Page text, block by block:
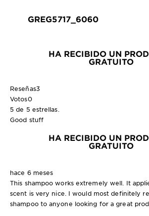
GREG5717_6060
HA RECIBIDO UN
GRATUITO
Reseñas3
Votos0
5 de 5 estrellas.
Good stuff
HA RECIBIDO UN
GRATUITO
hace 6 meses
This shampoo works extremely well. It
scent is very nice. I would most definitely
shampoo to anyone looking for a great